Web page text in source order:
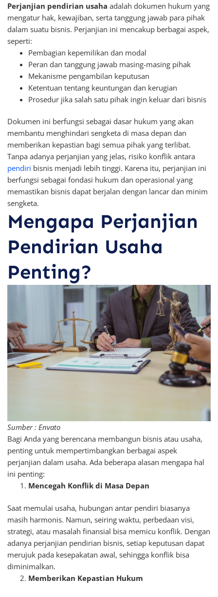
Perjanjian pendirian usaha adalah dokumen hukum yang
mengatur hak, kewajiban, serta tanggung jawab para pihak
dalam suatu bisnis. Perjanjian ini mencakup berbagai aspek,
seperti:
Pembagian kepemilikan dan modal
Peran dan tanggung jawab masing-masing pihak
Mekanisme pengambilan keputusan
Ketentuan tentang keuntungan dan kerugian
Prosedur jika salah satu pihak ingin keluar dari bisnis
Dokumen ini berfungsi sebagai dasar hukum yang akan
membantu menghindari sengketa di masa depan dan
memberikan kepastian bagi semua pihak yang terlibat.
Tanpa adanya perjanjian yang jelas, risiko konflik antara
pendiri bisnis menjadi lebih tinggi. Karena itu, perjanjian ini
berfungsi sebagai fondasi hukum dan operasional yang
memastikan bisnis dapat berjalan dengan lancar dan minim
sengketa.
Mengapa Perjanjian
Pendirian Usaha
Penting?
Sumber : Envato
Bagi Anda yang berencana membangun bisnis atau usaha,
penting untuk mempertimbangkan berbagai aspek
perjanjian dalam usaha. Ada beberapa alasan mengapa hal
ini penting:
Mencegah Konflik di Masa Depan
Saat memulai usaha, hubungan antar pendiri biasanya
masih harmonis. Namun, seiring waktu, perbedaan visi,
strategi, atau masalah finansial bisa memicu konflik. Dengan
adanya perjanjian pendirian bisnis, setiap keputusan dapat
merujuk pada kesepakatan awal, sehingga konflik bisa
diminimalkan.
Memberikan Kepastian Hukum